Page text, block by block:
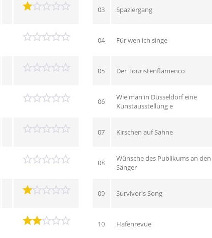
03 Spaziergang
04 Für wen ich singe
05 Der Touristenflamenco
06
Wie man in Düsseldorf eine
Kunstausstellung e
07 Kirschen auf Sahne
08
Wünsche des Publikums an den
Sänger
09 Survivor's Song
10 Hafenrevue